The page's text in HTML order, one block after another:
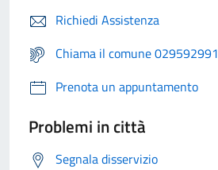
Richiedi Assistenza
Chiama il comune 029592991
Prenota un appuntamento
Problemi in città
Segnala disservizio